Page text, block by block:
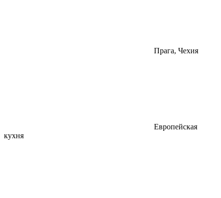
Прага, Чехия
Европейская
кухня